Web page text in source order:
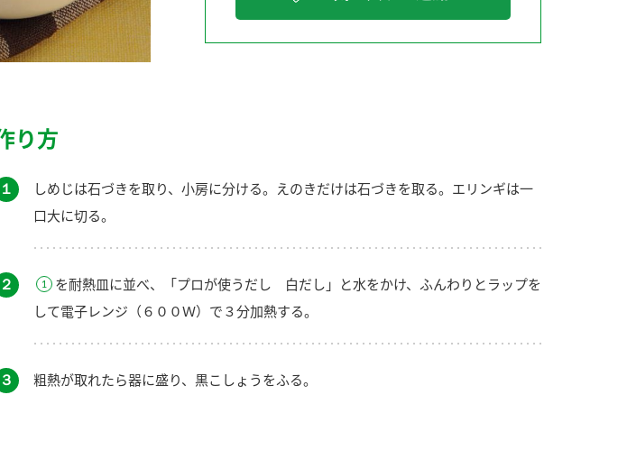
り方
１
しめじは石づきを取り、小房に分ける。えのきだけは石づきを取る。エリンギは一
口大に切る。
２
を耐熱皿に並べ、「プロが使うだし 白だし」と水をかけ、ふんわりとラップを
して電子レンジ（６００Ｗ）で３分加熱する。
３ 粗熱が取れたら器に盛り、黒こしょうをふる。